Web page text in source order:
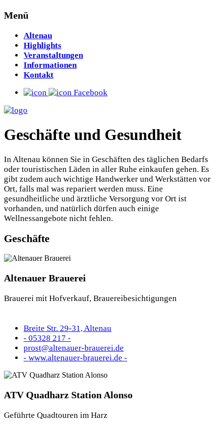
Menü
Altenau
Highlights
Veranstaltungen
Informationen
Kontakt
Facebook
Geschäfte und Gesundheit
In Altenau können Sie in Geschäften des täglichen Bedarfs
oder touristischen Läden in aller Ruhe einkaufen gehen. Es
gibt zudem auch wichtige Handwerker und Werkstätten vor
Ort, falls mal was repariert werden muss. Eine
gesundheitliche und ärztliche Versorgung vor Ort ist
vorhanden, und natürlich dürfen auch einige
Wellnessangebote nicht fehlen.
Geschäfte
Altenauer Brauerei
Brauerei mit Hofverkauf, Brauereibesichtigungen
Breite Str. 29-31, Altenau
- 05328 217 -
prost@altenauer-brauerei.de
- www.altenauer-brauerei.de -
ATV Quadharz Station Alonso
Geführte Quadtouren im Harz